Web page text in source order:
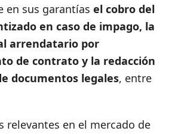
en sus garantías el cobro del
en caso de impago, la
arrendatario por
de contrato y la redacción
documentos legales, entre
relevantes en el mercado de